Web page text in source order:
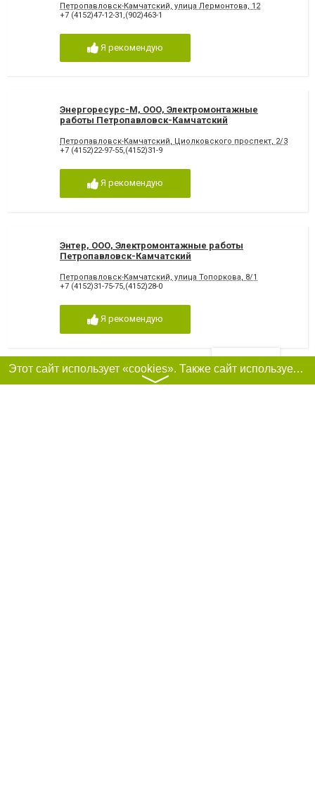
Петропавловск-Камчатский, улица Лермонтова, 12
+7 (4152)47-12-31,(902)463-1
Я рекомендую
Энергоресурс-М, ООО, Электромонтажные
работы Петропавловск-Камчатский
Петропавловск-Камчатский, Циолковского проспект, 2/3
+7 (4152)22-97-55,(4152)31-9
Я рекомендую
Энтер, ООО, Электромонтажные работы
Петропавловск-Камчатский
Петропавловск-Камчатский, улица Топоркова, 8/1
+7 (4152)31-75-75,(4152)28-0
Я рекомендую
ООО "ГарантКонтракт"
Этот сайт использует «cookies». Также сайт использует интернет-сервис для сбора технических данных касательно посетителей с целью получения маркетинговой и статистической информации. Условия обработки данных посетителей сайта см.
〉